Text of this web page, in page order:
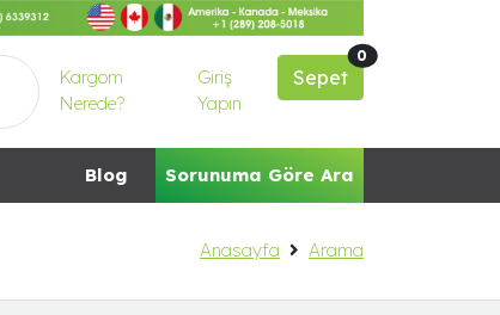
Kargom
Nerede?
Giriş
Yapın
Sepet
0
Blog Sorunuma Göre Ara
Anasayfa Arama